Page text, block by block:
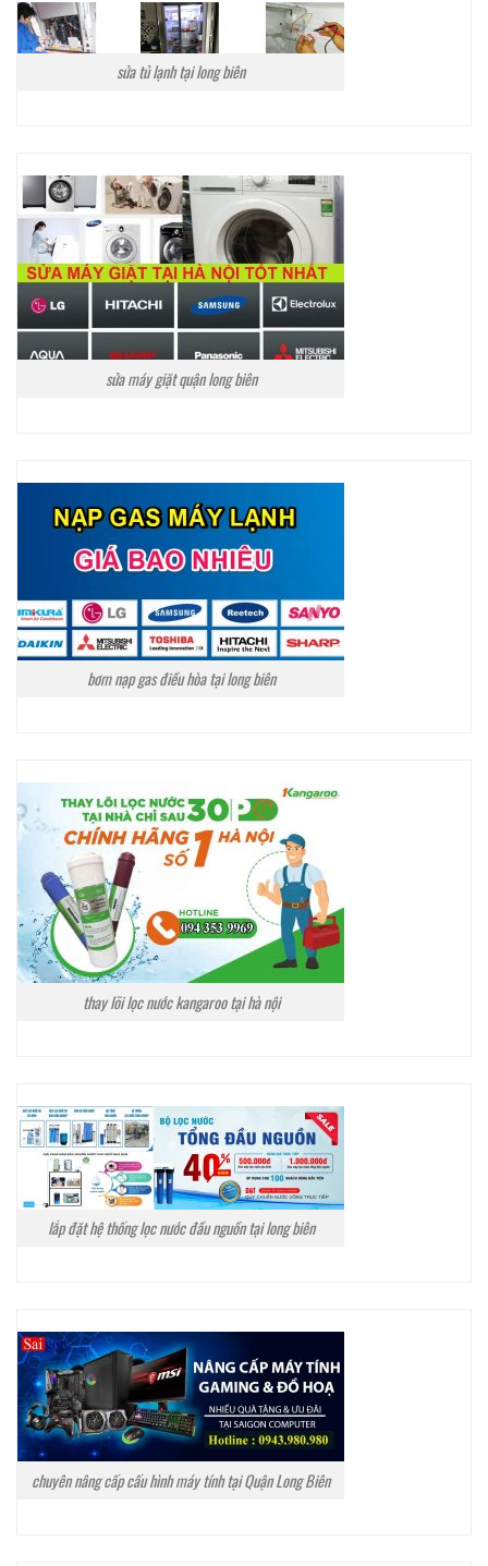
sửa tủ lạnh tại long biên
sửa máy giặt quận long biên
bơm nạp gas điều hòa tại long biên
thay lõi lọc nước kangaroo tại hà nội
lắp đặt hệ thống lọc nước đầu nguồn tại long biên
chuyên nâng cấp cấu hình máy tính tại Quận Long Biên